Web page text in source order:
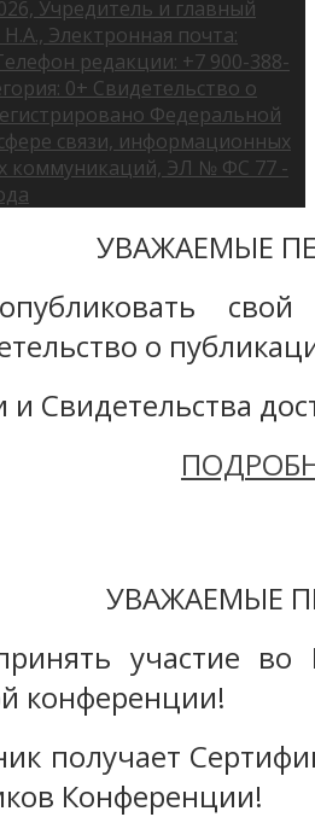
Учредитель и главный
Электронная почта:
редакции: +7 900-388-
0+ Свидетельство о
Федеральной
связи, информационных
коммуникаций, ЭЛ № ФС 77 -
УВАЖАЕМЫЕ
о
и Свидетельства
УВАЖАЕМЫЕ
участие во
конференции!
получает
Конференции!